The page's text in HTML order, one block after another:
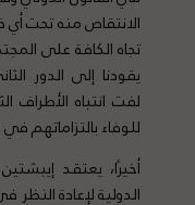
الانتقاص منه تحت
تجاه الكافة على
يقودنا إلى الدور
لفت انتباه الأطراف
للوفاء بالتزاماتهم
أخيرًا، يعتقد